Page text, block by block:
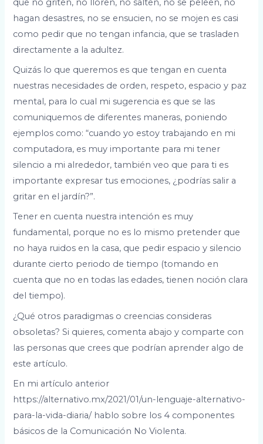
que no griten, no lloren, no salten, no se peleen, no
hagan desastres, no se ensucien, no se mojen es casi
como pedir que no tengan infancia, que se trasladen
directamente a la adultez.
Quizás lo que queremos es que tengan en cuenta
nuestras necesidades de orden, respeto, espacio y paz
mental, para lo cual mi sugerencia es que se las
comuniquemos de diferentes maneras, poniendo
ejemplos como: “cuando yo estoy trabajando en mi
computadora, es muy importante para mi tener
silencio a mi alrededor, también veo que para ti es
importante expresar tus emociones, ¿podrías salir a
gritar en el jardín?”.
Tener en cuenta nuestra intención es muy
fundamental, porque no es lo mismo pretender que
no haya ruidos en la casa, que pedir espacio y silencio
durante cierto periodo de tiempo (tomando en
cuenta que no en todas las edades, tienen noción clara
del tiempo).
¿Qué otros paradigmas o creencias consideras
obsoletas? Si quieres, comenta abajo y comparte con
las personas que crees que podrían aprender algo de
este artículo.
En mi artículo anterior
https://alternativo.mx/2021/01/un-lenguaje-alternativo-
para-la-vida-diaria/ hablo sobre los 4 componentes
básicos de la Comunicación No Violenta.